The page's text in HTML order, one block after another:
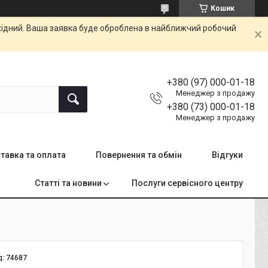
Кошик
Ваша заявка буде оброблена в найближчий робочий
+380 (97) 000-01-18
Менеджер з продажу
+380 (73) 000-01-18
Менеджер з продажу
та оплата Повернення та обмін Відгуки
Статті та новини Послуги сервісного центру
74687